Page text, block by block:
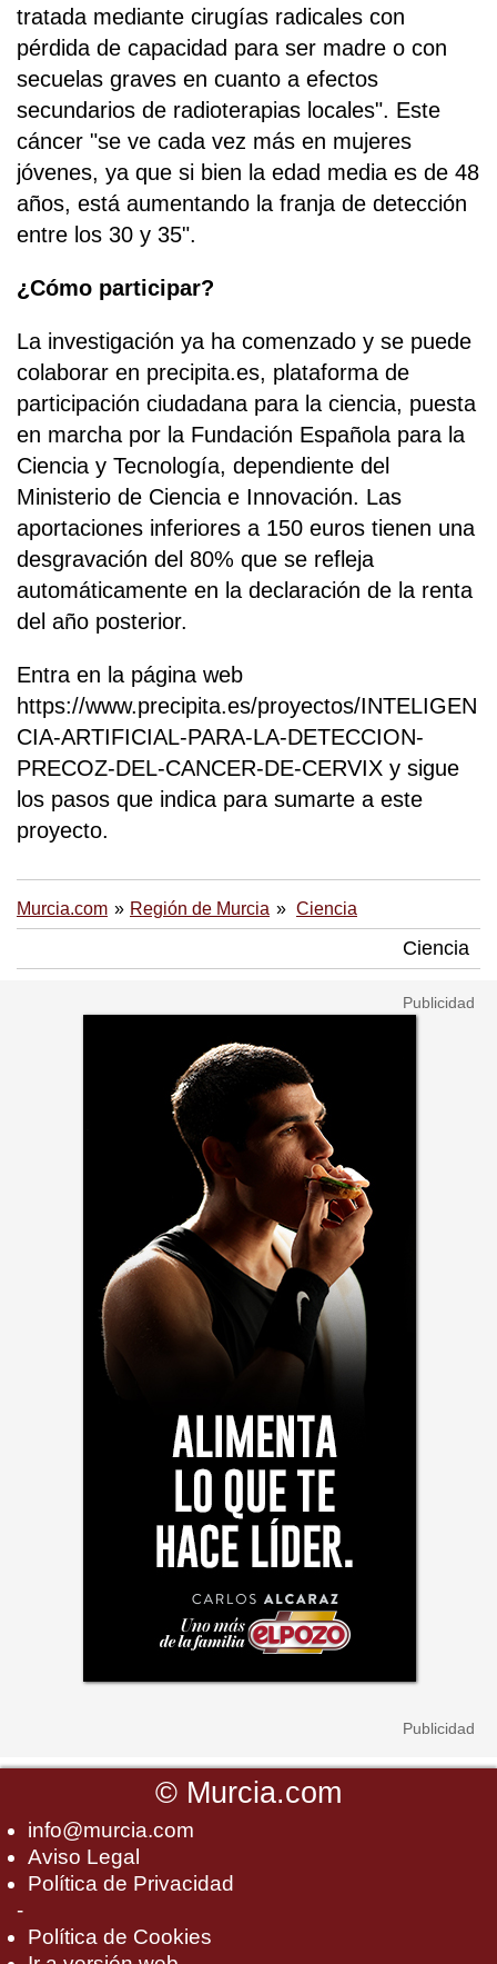
tratada mediante cirugías radicales con
pérdida de capacidad para ser madre o con
secuelas graves en cuanto a efectos
secundarios de radioterapias locales". Este
cáncer "se ve cada vez más en mujeres
jóvenes, ya que si bien la edad media es de 48
años, está aumentando la franja de detección
entre los 30 y 35".
¿Cómo participar?
La investigación ya ha comenzado y se puede
colaborar en precipita.es, plataforma de
participación ciudadana para la ciencia, puesta
en marcha por la Fundación Española para la
Ciencia y Tecnología, dependiente del
Ministerio de Ciencia e Innovación. Las
aportaciones inferiores a 150 euros tienen una
desgravación del 80% que se refleja
automáticamente en la declaración de la renta
del año posterior.
Entra en la página web
https://www.precipita.es/proyectos/INTELIGEN
CIA-ARTIFICIAL-PARA-LA-DETECCION-
PRECOZ-DEL-CANCER-DE-CERVIX y sigue
los pasos que indica para sumarte a este
proyecto.
Murcia.com Región de Murcia Ciencia
Ciencia
© Murcia.com
info@murcia.com
Aviso Legal
Política de Privacidad
-
Política de Cookies